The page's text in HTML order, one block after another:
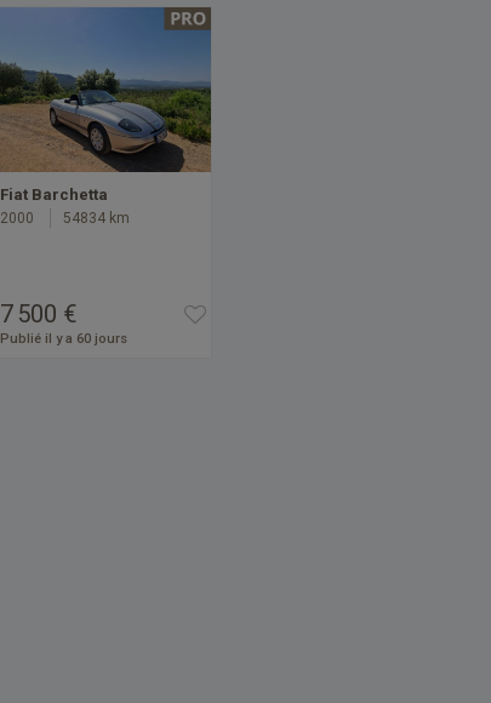
Fiat Barchetta
2000 54834 km
7 500 €
Publié il y a 60 jours